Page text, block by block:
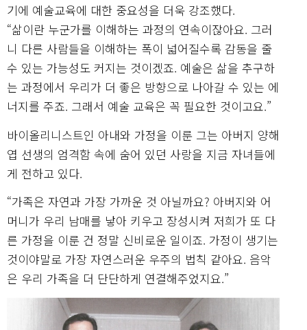
기에 예술교육에 대한 중요성을 더욱 강조했다.
“삶이란 누군가를 이해하는 과정의 연속이잖아요. 그러
니 다른 사람들을 이해하는 폭이 넓어질수록 감동을 줄
수 있는 가능성도 커지는 것이겠죠. 예술은 삶을 추구하
는 과정에서 우리가 더 좋은 방향으로 나아갈 수 있는 에
너지를 주죠. 그래서 예술 교육은 꼭 필요한 것이고요.”
바이올리니스트인 아내와 가정을 이룬 그는 아버지 양해
엽 선생의 엄격함 속에 숨어 있던 사랑을 지금 자녀들에
게 전하고 있다.
“가족은 자연과 가장 가까운 것 아닐까요? 아버지와 어
머니가 우리 남매를 낳아 키우고 장성시켜 저희가 또 다
른 가정을 이룬 건 정말 신비로운 일이죠. 가정이 생기는
것이야말로 가장 자연스러운 우주의 법칙 같아요. 음악
은 우리 가족을 더 단단하게 연결해주었지요.”